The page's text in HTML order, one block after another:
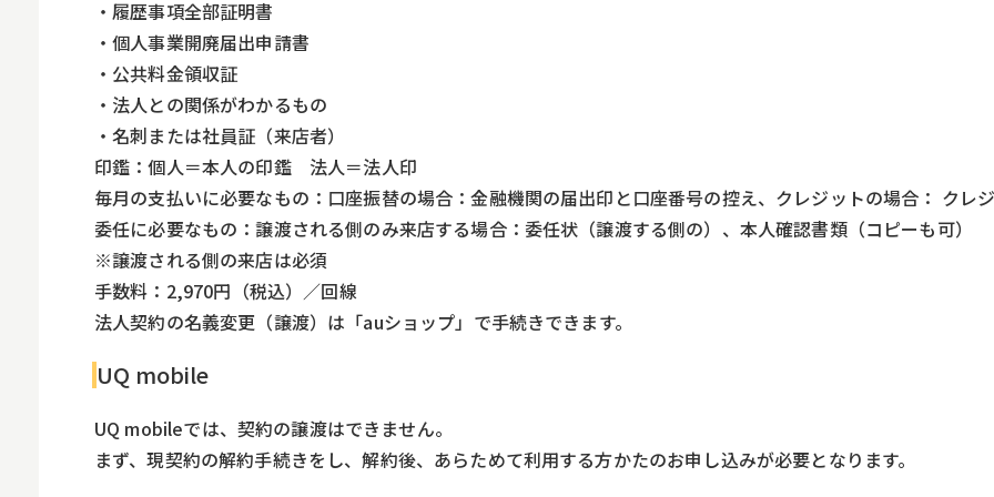
・履歴事項全部証明書
・個人事業開廃届出申請書
・公共料金領収証
・法人との関係がわかるもの
・名刺または社員証（来店者）
印鑑：個人＝本人の印鑑 法人＝法人印
毎月の支払いに必要なもの：口座振替の場合：金融機関の届出印と口座番号の控え、クレジットの場合： クレ
委任に必要なもの：譲渡される側のみ来店する場合：委任状（譲渡する側の）、本人確認書類（コピーも可）
※譲渡される側の来店は必須
手数料：2,970円（税込）／回線
法人契約の名義変更（譲渡）は「auショップ」で手続きできます。
UQ mobile
UQ mobileでは、契約の譲渡はできません。
まず、現契約の解約手続きをし、解約後、あらためて利用する方かたのお申し込みが必要となります。